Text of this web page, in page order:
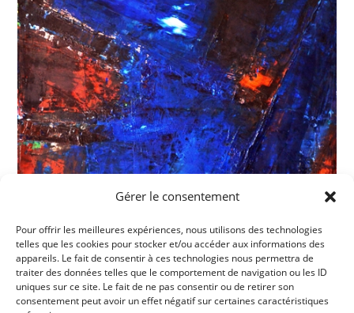
Gérer le consentement
Pour offrir les meilleures expériences, nous utilisons des technologies
telles que les cookies pour stocker et/ou accéder aux informations des
appareils. Le fait de consentir à ces technologies nous permettra de
traiter des données telles que le comportement de navigation ou les ID
uniques sur ce site. Le fait de ne pas consentir ou de retirer son
consentement peut avoir un effet négatif sur certaines caractéristiques